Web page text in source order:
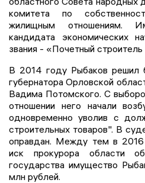
комитета по
жилищным отношениям.
кандидата экономических
звания - «Почетный строитель
В 2014 году Рыбаков решил
губернатора Орловской
Вадима Потомского. С
отношении него начали
одновременно уволив с
строительных товаров". В
оправдан. Между тем в
иск прокурора области
государства имущество
млн рублей.